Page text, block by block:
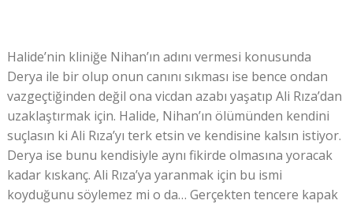
Halide’nin kliniğe Nihan’ın adını vermesi konusunda
Derya ile bir olup onun canını sıkması ise bence ondan
vazgeçtiğinden değil ona vicdan azabı yaşatıp Ali Rıza’dan
uzaklaştırmak için. Halide, Nihan’ın ölümünden kendini
suçlasın ki Ali Rıza’yı terk etsin ve kendisine kalsın istiyor.
Derya ise bunu kendisiyle aynı fikirde olmasına yoracak
kadar kıskanç. Ali Rıza’ya yaranmak için bu ismi
koyduğunu söylemez mi o da… Gerçekten tencere kapak